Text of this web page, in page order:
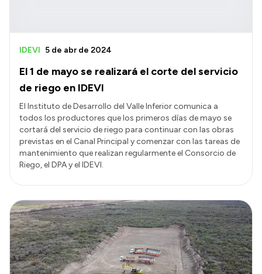
El 1 de mayo se realizará el corte del servicio
de riego en IDEVI
IDEVI 5 de abr de 2024
El Instituto de Desarrollo del Valle Inferior comunica a
todos los productores que los primeros días de mayo se
cortará del servicio de riego para continuar con las obras
previstas en el Canal Principal y comenzar con las tareas de
mantenimiento que realizan regularmente el Consorcio de
Riego, el DPA y el IDEVI.